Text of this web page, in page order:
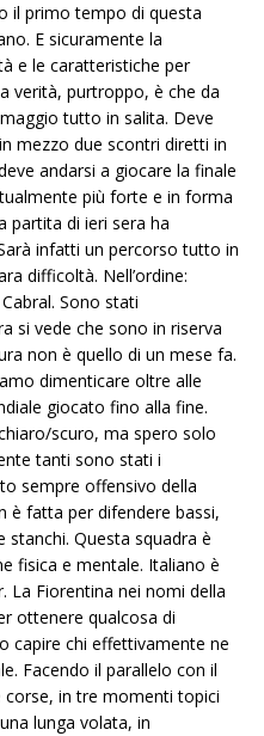
il primo tempo di questa
E sicuramente la
e le caratteristiche per
verità, purtroppo, è che da
tutto in salita. Deve
mezzo due scontri diretti in
andarsi a giocare la finale
più forte e in forma
partita di ieri sera ha
infatti un percorso tutto in
difficoltà. Nell’ordine:
Sono stati
si vede che sono in riserva
non è quello di un mese fa.
dimenticare oltre alle
giocato fino alla fine.
scuro, ma spero solo
tanti sono stati i
sempre offensivo della
è fatta per difendere bassi,
Questa squadra è
fisica e mentale. Italiano è
La Fiorentina nei nomi della
ottenere qualcosa di
capire chi effettivamente ne
Facendo il parallelo con il
in tre momenti topici
lunga volata, in